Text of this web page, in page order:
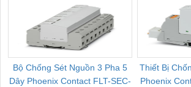
Bộ Chống Sét Nguồn 3 Pha 5
Dây Phoenix Contact FLT-SEC-
Thiết Bị
Phoenix